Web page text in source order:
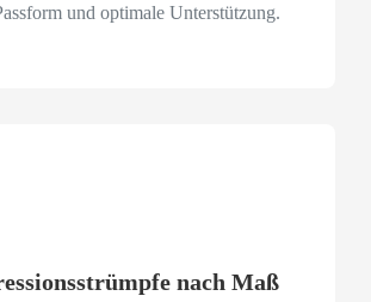
und optimale Unterstützung.
nach Maß